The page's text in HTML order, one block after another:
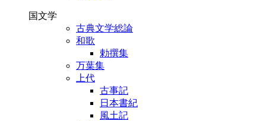
国文学
古典文学総論
和歌
勅撰集
万葉集
上代
古事記
日本書紀
風土記